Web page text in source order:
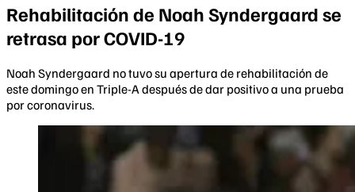
Rehabilitación de Noah Syndergaard se
retrasa por COVID-19
Noah Syndergaard no tuvo su apertura de rehabilitación de
este domingo en Triple-A después de dar positivo a una prueba
por coronavirus.